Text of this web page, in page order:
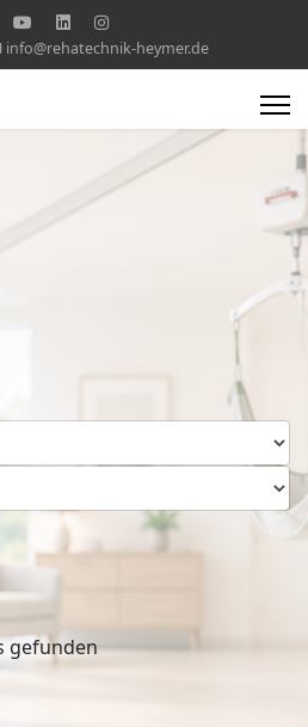
info@rehatechnik-heymer.de
gefunden